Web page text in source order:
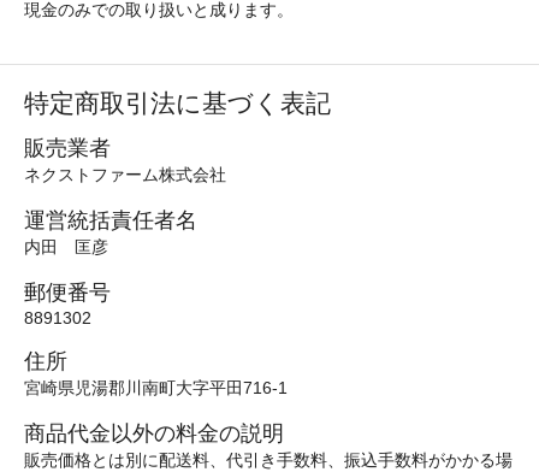
現金のみでの取り扱いと成ります。
特定商取引法に基づく表記
販売業者
ネクストファーム株式会社
運営統括責任者名
内田 匡彦
郵便番号
8891302
住所
宮崎県児湯郡川南町大字平田716-1
商品代金以外の料金の説明
販売価格とは別に配送料、代引き手数料、振込手数料がかかる場